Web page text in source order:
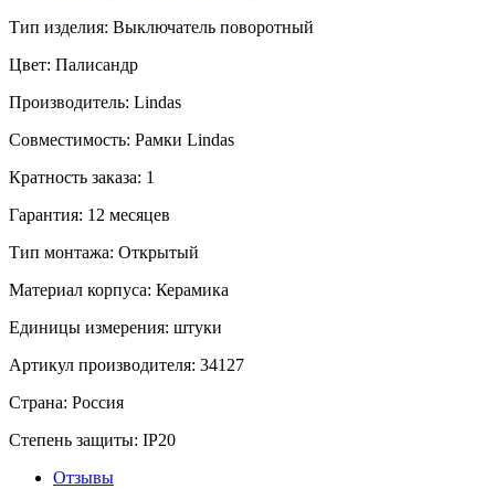
Тип изделия: Выключатель поворотный
Цвет: Палисандр
Производитель: Lindas
Совместимость: Рамки Lindas
Кратность заказа: 1
Гарантия: 12 месяцев
Тип монтажа: Открытый
Материал корпуса: Керамика
Единицы измерения: штуки
Артикул производителя: 34127
Страна: Россия
Степень защиты: IP20
Отзывы